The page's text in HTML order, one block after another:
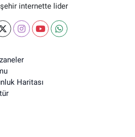
internette lider
Haritası